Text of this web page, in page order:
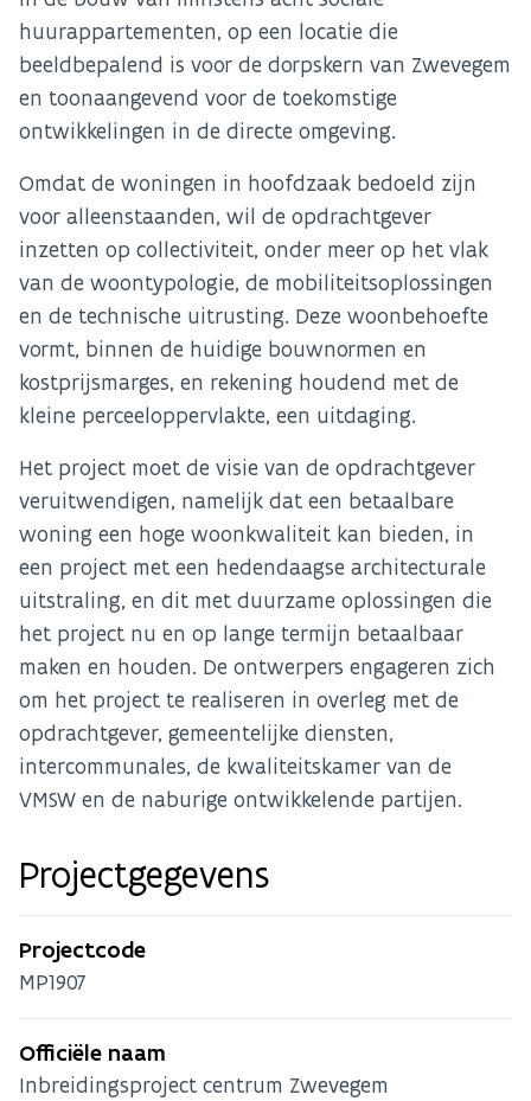
huurappartementen, op een locatie die
beeldbepalend is voor de dorpskern van Zwevegem
en toonaangevend voor de toekomstige
ontwikkelingen in de directe omgeving.
Omdat de woningen in hoofdzaak bedoeld zijn
voor alleenstaanden, wil de opdrachtgever
inzetten op collectiviteit, onder meer op het vlak
van de woontypologie, de mobiliteitsoplossingen
en de technische uitrusting. Deze woonbehoefte
vormt, binnen de huidige bouwnormen en
kostprijsmarges, en rekening houdend met de
kleine perceeloppervlakte, een uitdaging.
Het project moet de visie van de opdrachtgever
veruitwendigen, namelijk dat een betaalbare
woning een hoge woonkwaliteit kan bieden, in
een project met een hedendaagse architecturale
uitstraling, en dit met duurzame oplossingen die
het project nu en op lange termijn betaalbaar
maken en houden. De ontwerpers engageren zich
om het project te realiseren in overleg met de
opdrachtgever, gemeentelijke diensten,
intercommunales, de kwaliteitskamer van de
VMSW en de naburige ontwikkelende partijen.
Projectgegevens
Projectcode
MP1907
Officiële naam
Inbreidingsproject centrum Zwevegem